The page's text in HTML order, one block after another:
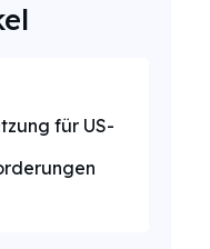
für US-